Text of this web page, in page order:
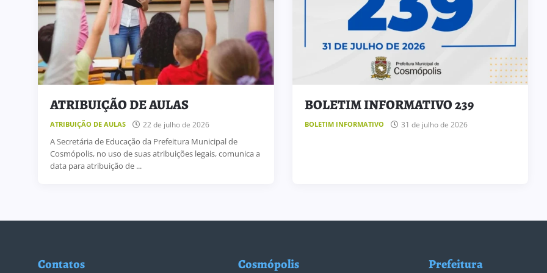
ATRIBUIÇÃO DE AULAS
ATRIBUIÇÃO DE AULAS 22 de julho de 2026
A Secretária de Educação da Prefeitura Municipal de
Cosmópolis, no uso de suas atribuições legais, comunica a
data para atribuição de ...
BOLETIM INFORMATIVO 239
BOLETIM INFORMATIVO 31 de julho de 2026
Contatos Cosmópolis Prefeitura